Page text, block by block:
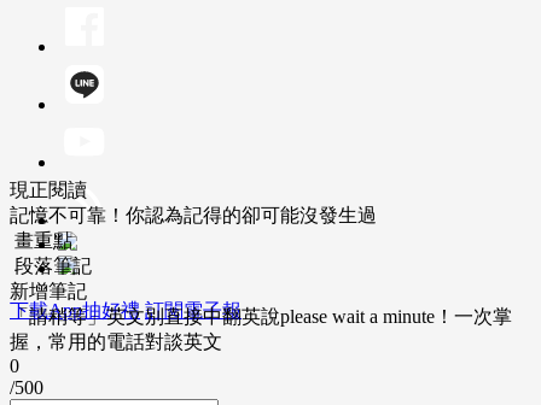
下載App抽好禮 訂閱電子報
現正閱讀
記憶不可靠！你認為記得的卻可能沒發生過
畫重點
段落筆記
新增筆記
「請稍等」英文別直接中翻英說please wait a minute！一次掌
握，常用的電話對談英文
0
/500